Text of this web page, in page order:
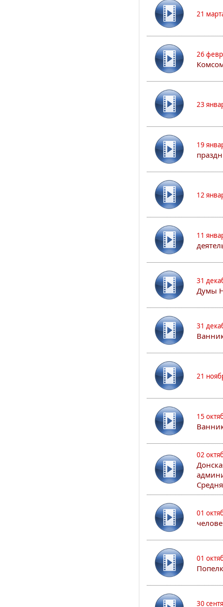
21
26
23
19
12
11
31
Думы
31
21
15
02
01
01
30